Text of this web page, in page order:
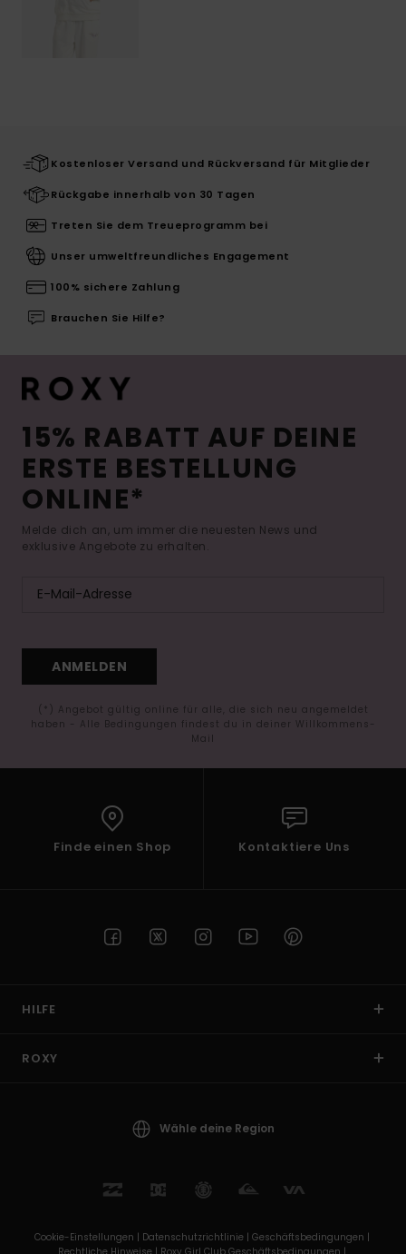
Kostenloser Versand und Rückversand für Mitglieder
Rückgabe innerhalb von 30 Tagen
Treten Sie dem Treueprogramm bei
Unser umweltfreundliches Engagement
100% sichere Zahlung
Brauchen Sie Hilfe?
15% RABATT AUF DEINE
ERSTE BESTELLUNG
ONLINE*
Melde dich an, um immer die neuesten News und
exklusive Angebote zu erhalten.
ANMELDEN
(*) Angebot gültig online für alle, die sich neu angemeldet
haben - Alle Bedingungen findest du in deiner Willkommens-
Mail
Finde einen Shop Kontaktiere Uns
HILFE
ROXY
Wähle deine Region
Cookie-Einstellungen | Datenschutzrichtlinie | Geschäftsbedingungen |